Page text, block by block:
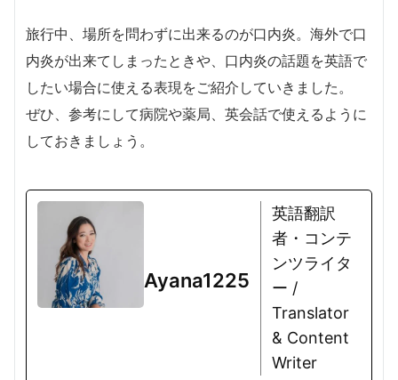
旅行中、場所を問わずに出来るのが口内炎。海外で口
内炎が出来てしまったときや、口内炎の話題を英語で
したい場合に使える表現をご紹介していきました。
ぜひ、参考にして病院や薬局、英会話で使えるように
しておきましょう。
Ayana1225
英語翻訳
者・コンテ
ンツライタ
ー /
Translator
& Content
Writer